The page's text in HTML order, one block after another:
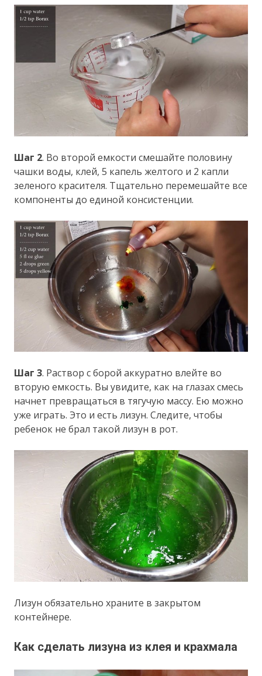
Шаг 2. Во второй емкости смешайте половину
чашки воды, клей, 5 капель желтого и 2 капли
зеленого красителя. Тщательно перемешайте все
компоненты до единой консистенции.
Шаг 3. Раствор с борой аккуратно влейте во
вторую емкость. Вы увидите, как на глазах смесь
начнет превращаться в тягучую массу. Ею можно
уже играть. Это и есть лизун. Следите, чтобы
ребенок не брал такой лизун в рот.
Лизун обязательно храните в закрытом
контейнере.
Как сделать лизуна из клея и крахмала